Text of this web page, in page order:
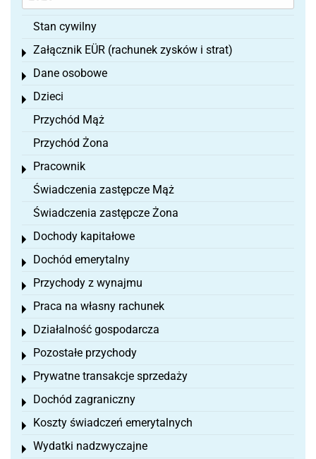
Stan cywilny
Załącznik EÜR (rachunek zysków i strat)
Toggle menu
Dane osobowe
Toggle menu
Dzieci
Toggle menu
Przychód Mąż
Przychód Żona
Pracownik
Toggle menu
Świadczenia zastępcze Mąż
Świadczenia zastępcze Żona
Dochody kapitałowe
Toggle menu
Dochód emerytalny
Toggle menu
Przychody z wynajmu
Toggle menu
Praca na własny rachunek
Toggle menu
Działalność gospodarcza
Toggle menu
Pozostałe przychody
Toggle menu
Prywatne transakcje sprzedaży
Toggle menu
Dochód zagraniczny
Toggle menu
Koszty świadczeń emerytalnych
Toggle menu
Wydatki nadzwyczajne
Toggle menu